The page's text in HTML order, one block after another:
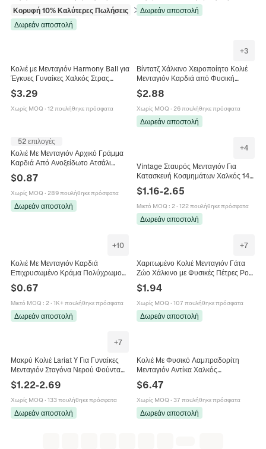
Κορυφή 10% Καλύτερες Πωλήσεις
σε Κολιέ
Δωρεάν αποστολή
Δωρεάν αποστολή
Κολιέ με Μενταγιόν Harmony Ball για
Έγκυες Γυναίκες Χαλκός Στρας
Μουσικό Κουδούνι Κοσμήματα
Μητρότητας Μακριά Αλυσίδα
$3.29
Χωρίς MOQ · 12 πουλήθηκε πρόσφατα
+3
Βίντατζ Χάλκινο Χειροποίητο Κολιέ
Μενταγιόν Καρδιά από Φυσική
Πέτρα με Ένθετο Κέλυφος Αμπαλόνε
Ρετρό Κόσμημα Δώρο για Γυναίκες
$2.88
Χωρίς MOQ · 26 πουλήθηκε πρόσφατα
Δωρεάν αποστολή
52 επιλογές
Κολιέ Με Μενταγιόν Αρχικό Γράμμα
Καρδιά Από Ανοξείδωτο Ατσάλι
Χαλκό Μινιμαλιστικά Κοσμήματα
Δώρο Για Γυναίκες
$0.87
Χωρίς MOQ · 289 πουλήθηκε πρόσφατα
Δωρεάν αποστολή
+4
Vintage Σταυρός Μενταγιόν Για
Κατασκευή Κοσμημάτων Χαλκός 14K
Θρησκευτικό Γοτθικό Στυλ
$1.16-2.65
Μικτό MOQ : 2· 122 πουλήθηκε πρόσφατα
Δωρεάν αποστολή
+10
Κολιέ Με Μενταγιόν Καρδιά
Επιχρυσωμένο Κράμα Πολύχρωμο
Ζιργκόν Κοσμήματα Μόδας Για
Γυναίκες
$0.67
Μικτό MOQ : 2· 1K+ πουλήθηκε πρόσφατα
Δωρεάν αποστολή
+7
Χαριτωμένο Κολιέ Μενταγιόν Γάτα
Ζώο Χάλκινο με Φυσικές Πέτρες Ροζ
Χαλαζίας Αμέθυστος Μάτι της Τίγρης
Γυναικεία Κοσμήματα
$1.94
Χωρίς MOQ · 107 πουλήθηκε πρόσφατα
Δωρεάν αποστολή
+7
Μακρύ Κολιέ Lariat Y Για Γυναίκες
Μενταγιόν Σταγόνα Νερού Φούντα
Σέξι Μινιμαλιστικό Κράμα Χαλκού
Αλυσίδα Πουλόβερ
$1.22-2.69
Χωρίς MOQ · 133 πουλήθηκε πρόσφατα
Δωρεάν αποστολή
Κολιέ Με Φυσικό Λαμπραδορίτη
Μενταγιόν Αντίκα Χαλκός
Πολλαπλών Επιπέδων Αλυσίδα
Φούντα Vintage Κοσμήματα
Γυναικεία
$6.47
Χωρίς MOQ · 37 πουλήθηκε πρόσφατα
Δωρεάν αποστολή